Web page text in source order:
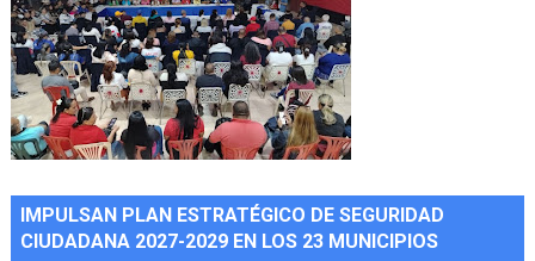
IMPULSAN PLAN ESTRATÉGICO DE SEGURIDAD
CIUDADANA 2027-2029 EN LOS 23 MUNICIPIOS